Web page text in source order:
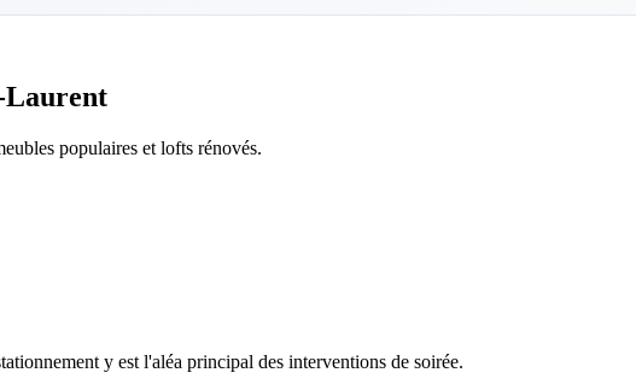
Laurent
populaires et lofts rénovés.
y est l'aléa principal des interventions de soirée.